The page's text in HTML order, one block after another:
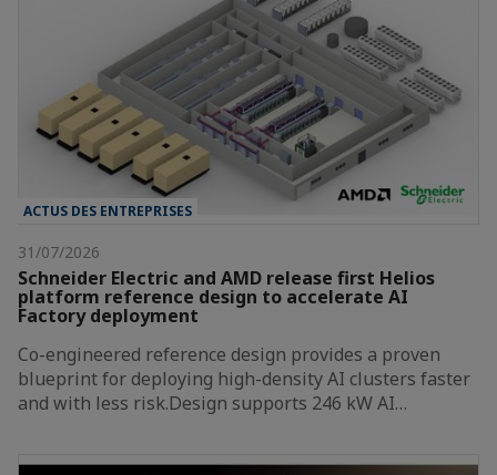
ACTUS DES ENTREPRISES
31/07/2026
Schneider Electric and AMD release first Helios
platform reference design to accelerate AI
Factory deployment
Co-engineered reference design provides a proven
blueprint for deploying high-density AI clusters faster
and with less risk.Design supports 246 kW AI…